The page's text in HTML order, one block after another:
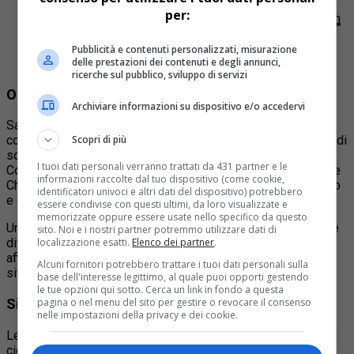
Articolo: Cinque scialpinisti sono stati travolti da
valanga in Valle d’Aosta a Punta Leysser: un morto e un
Articolo: Un valanga si è staccata nel vallone di
Falcemagna, non ci sono persone coinvolte
Oltre 40 operatori in campo
Sabato e domenica, nelle due giornate operative, sono state
coinvolte oltre 40 unità tra volontari e soccorritori. Un lavoro di
squadra che ha visto la collaborazione dei Vigili del Fuoco –
Comando Provinciale di Torino, con i distaccamenti di Susa e
Chiomonte, della Stazione del Soccorso Alpino di Bussoleno
e di unità cinofile provenienti anche da Padova e Cuneo.
Una rete articolata, capace di integrare competenze tecniche
differenti in un unico scenario operativo, con l’obiettivo di
affinare rapidità, coordinamento e capacità decisionale in
situazioni ad alta complessità.
Simulazioni realistiche tra nebbia e pioggia
Le esercitazioni si sono svolte in condizioni meteo variabili:
cielo coperto, nebbia a tratti intensa e lieve pioggia hanno
per:
Pubblicità e contenuti personalizzati, misurazione
delle prestazioni dei contenuti e degli annunci,
ricerche sul pubblico, sviluppo di servizi
Archiviare informazioni su dispositivo e/o accedervi
Scopri di più
I tuoi dati personali verranno trattati da 431 partner e le
informazioni raccolte dal tuo dispositivo (come cookie,
identificatori univoci e altri dati del dispositivo) potrebbero
essere condivise con questi ultimi, da loro visualizzate e
memorizzate oppure essere usate nello specifico da questo
sito. Noi e i nostri partner potremmo utilizzare dati di
localizzazione esatti. Elenco dei partner.
Alcuni fornitori potrebbero trattare i tuoi dati personali sulla
base dell'interesse legittimo, al quale puoi opporti gestendo
le tue opzioni qui sotto. Cerca un link in fondo a questa
pagina o nel menu del sito per gestire o revocare il consenso
nelle impostazioni della privacy e dei cookie.